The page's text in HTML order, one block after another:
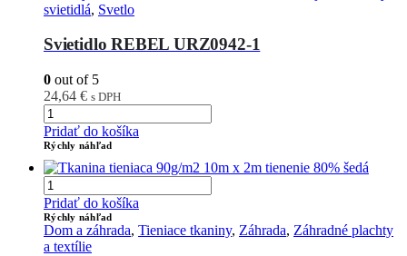
svietidlá, Svetlo
Svietidlo REBEL URZ0942-1
0 out of 5
24,64 € s DPH
Pridať do košíka
Rýchly náhľad
Pridať do košíka
Rýchly náhľad
Dom a záhrada, Tieniace tkaniny, Záhrada, Záhradné plachty
a textílie